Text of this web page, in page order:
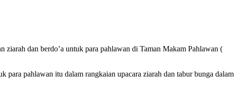
dan berdo’a untuk para pahlawan di Taman Makam Pahlawan (
pahlawan itu dalam rangkaian upacara ziarah dan tabur bunga dalam